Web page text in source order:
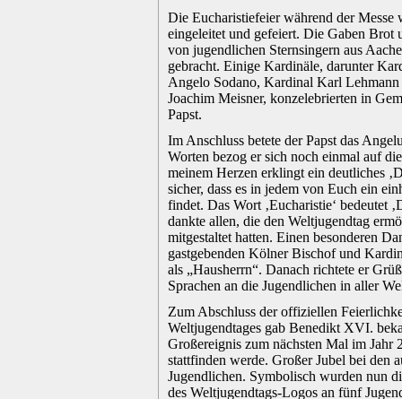
Die Eucharistiefeier während der Messe
eingeleitet und gefeiert. Die Gaben Brot
von jugendlichen Sternsingern aus
gebracht. Einige Kardinäle, darunter
Angelo Sodano, Kardinal Karl
Joachim Meisner, konzelebrierten in
Papst.
Im Anschluss betete der Papst das
Worten bezog er sich noch einmal auf
meinem Herzen erklingt ein deutliches
sicher, dass es in jedem von Euch ein
findet. Das Wort ‚Eucharistie‘ bedeutet
dankte allen, die den Weltjugendtag
mitgestaltet hatten. Einen besonderen
gastgebenden Kölner Bischof und
als „Hausherrn“. Danach richtete er
Sprachen an die Jugendlichen in aller
Zum Abschluss der offiziellen
Weltjugendtages gab Benedikt XVI.
Großereignis zum nächsten Mal im Jahr
stattfinden werde. Großer Jubel bei den
Jugendlichen. Symbolisch wurden nun
des Weltjugendtags-Logos an fünf